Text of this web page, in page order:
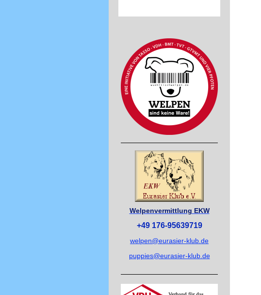
Welpenvermittlung EKW
+49 176-95639719
welpen@eurasier-klub.de
puppies@eurasier-klub.de